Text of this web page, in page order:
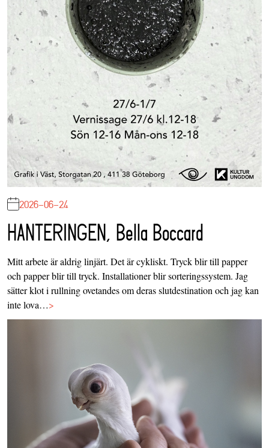
2026-06-24
HANTERINGEN, Bella Boccard
Mitt arbete är aldrig linjärt. Det är cykliskt. Tryck blir till papper
och papper blir till tryck. Installationer blir sorteringssystem. Jag
sätter klot i rullning ovetandes om deras slutdestination och jag kan
inte lova…>